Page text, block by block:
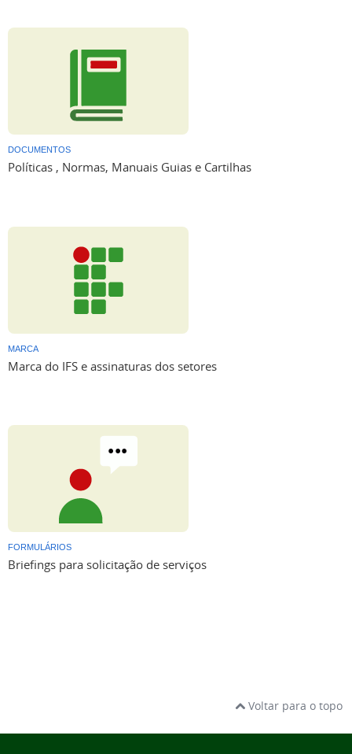
DOCUMENTOS
Políticas , Normas, Manuais Guias e Cartilhas
MARCA
Marca do IFS e assinaturas dos setores
FORMULÁRIOS
Briefings para solicitação de serviços
Voltar para o topo